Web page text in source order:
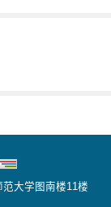
大学图南楼11楼